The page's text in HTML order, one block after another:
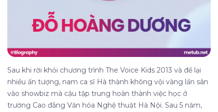
Sau khi rời khỏi chương trình The Voice Kids 2013 và để lại
nhiều ấn tượng, nam ca sĩ Hà thành không vội vàng lấn sân
vào showbiz mà cậu tập trung hoàn thành việc học ở
trường Cao đẳng Văn hóa Nghệ thuật Hà Nội. Sau 5 năm,